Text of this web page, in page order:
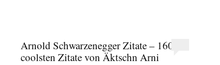
Arnold Schwarzenegger Zitate – 160
coolsten Zitate von Äktschn Arni